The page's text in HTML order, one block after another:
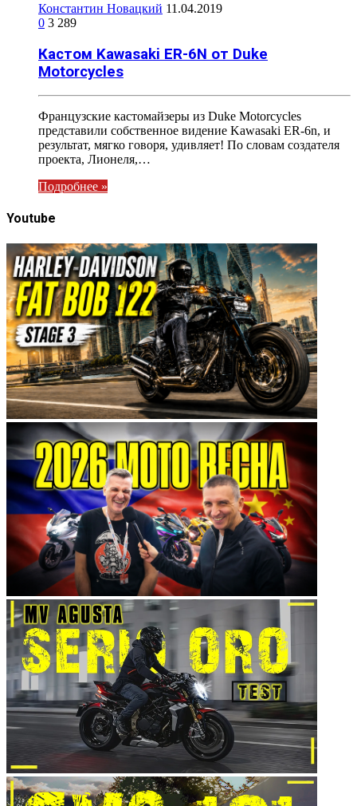
Константин Новацкий 11.04.2019
0 3 289
Кастом Kawasaki ER-6N от Duke
Motorcycles
Французские кастомайзеры из Duke Motorcycles
представили собственное видение Kawasaki ER-6n, и
результат, мягко говоря, удивляет! По словам создателя
проекта, Лионеля,…
Подробнее »
Youtube